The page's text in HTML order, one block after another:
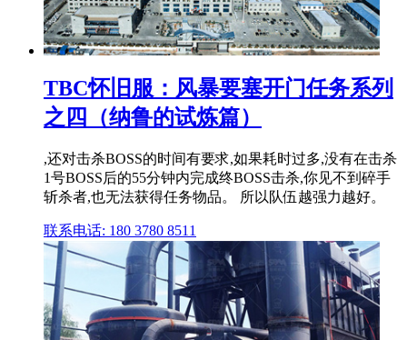
TBC怀旧服：风暴要塞开门任务系列
之四（纳鲁的试炼篇）
,还对击杀BOSS的时间有要求,如果耗时过多,没有在击杀
1号BOSS后的55分钟内完成终BOSS击杀,你见不到碎手
斩杀者,也无法获得任务物品。 所以队伍越强力越好。
联系电话: 180 3780 8511